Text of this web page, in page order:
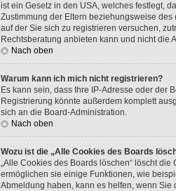
ist ein Gesetz in den USA, welches festlegt,
Zustimmung der Eltern beziehungsweise
auf der Sie sich zu registrieren versuchen,
Rechtsberatung anbieten kann und nicht die
Nach oben
Warum kann ich mich nicht registrieren?
Es kann sein, dass Ihre IP-Adresse oder der
Registrierung könnte außerdem komplett
sich an die Board-Administration.
Nach oben
Wozu ist die „Alle Cookies des Boards
„Alle Cookies des Boards löschen“ löscht
ermöglichen sie einige Funktionen, wie
Abmeldung haben, kann es helfen, wenn